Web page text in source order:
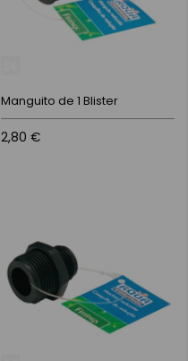
Manguito de 1 Blister
2,80 €